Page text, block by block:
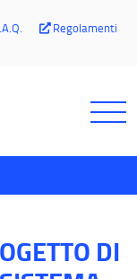
Regolamenti
DI